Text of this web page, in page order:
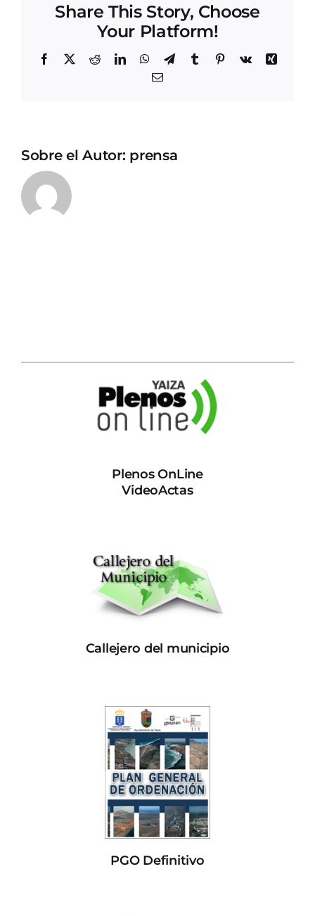
Share This Story, Choose
Your Platform!
Facebook
X RedditLinkedInWhatsApp
TelegramTumblrPinterest
Vk
Xing
Correo
Sobre el Autor: prensa
Plenos OnLine
VideoActas
Callejero del municipio
PGO Definitivo